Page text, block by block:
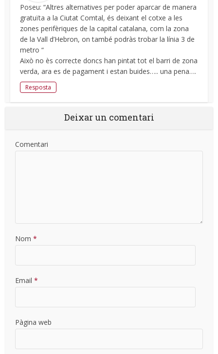
Poseu: “Altres alternatives per poder aparcar de manera
gratuïta a la Ciutat Comtal, és deixant el cotxe a les
zones perifèriques de la capital catalana, com la zona
de la Vall d’Hebron, on també podràs trobar la línia 3 de
metro “
Això no ès correcte doncs han pintat tot el barri de zona
verda, ara es de pagament i estan buides….. una pena….
Resposta
Deixar un comentari
Comentari
Nom *
Email *
Pàgina web